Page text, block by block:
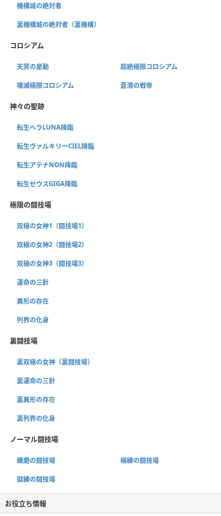
機構城の絶対者
裏機構城の絶対者（裏機構）
コロシアム
天冥の星動 超絶極限コロシアム
壊滅極限コロシアム 蒼潜の戦帝
神々の聖跡
転生ヘラLUNA降臨
転生ヴァルキリーCIEL降臨
転生アテナNON降臨
転生ゼウスGIGA降臨
極限の闘技場
双極の女神1（闘技場1）
双極の女神2（闘技場2）
双極の女神3（闘技場3）
運命の三針
異形の存在
列界の化身
裏闘技場
裏双極の女神（裏闘技場）
裏運命の三針
裏異形の存在
裏列界の化身
ノーマル闘技場
練磨の闘技場 極練の闘技場
獄練の闘技場
お役立ち情報